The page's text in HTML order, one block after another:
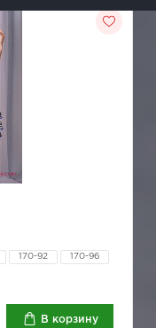
170-92 170-96
В корзину